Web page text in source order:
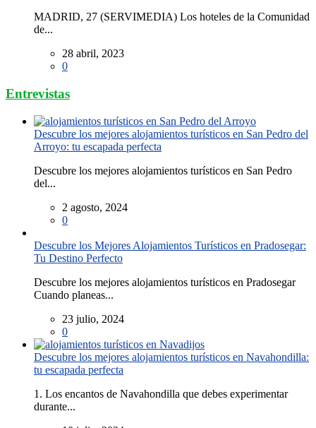
MADRID, 27 (SERVIMEDIA) Los hoteles de la Comunidad
de...
28 abril, 2023
0
Entrevistas
Descubre los mejores alojamientos turísticos en San Pedro del
Arroyo: tu escapada perfecta
Descubre los mejores alojamientos turísticos en San Pedro
del...
2 agosto, 2024
0
Descubre los Mejores Alojamientos Turísticos en Pradosegar:
Tu Destino Perfecto
Descubre los mejores alojamientos turísticos en Pradosegar
Cuando planeas...
23 julio, 2024
0
Descubre los mejores alojamientos turísticos en Navahondilla:
tu escapada perfecta
1. Los encantos de Navahondilla que debes experimentar
durante...